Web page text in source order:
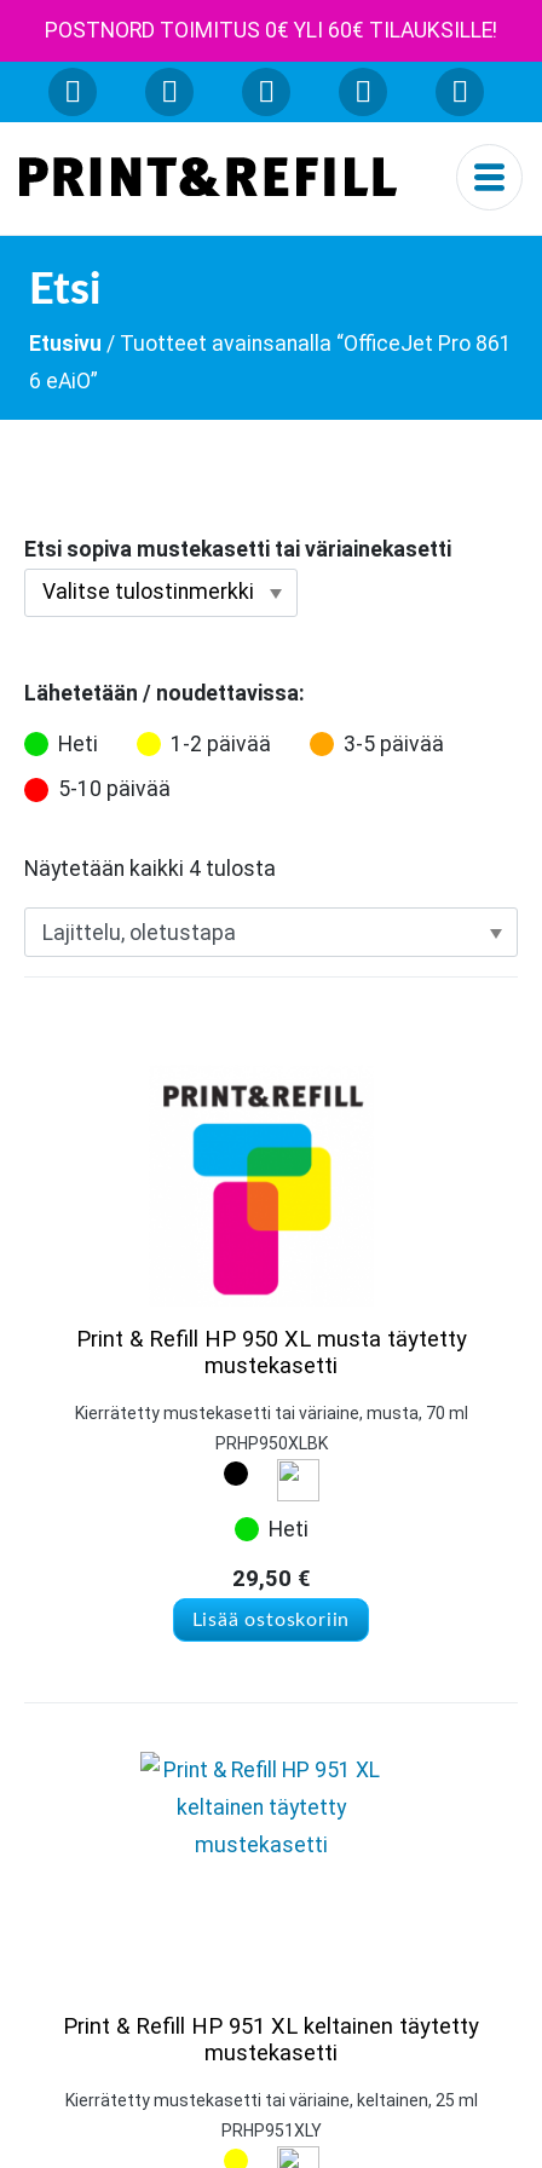
POSTNORD TOIMITUS 0€ YLI 60€ TILAUKSILLE!
Etsi
Etusivu / Tuotteet avainsanalla “OfficeJet Pro 861
6 eAiO”
Etsi sopiva mustekasetti tai väriainekasetti
Lähetetään / noudettavissa:
Heti 1-2 päivää
3-5 päivää
5-10 päivää
Näytetään kaikki 4 tulosta
Print & Refill HP 950 XL musta täytetty
mustekasetti
Kierrätetty mustekasetti tai väriaine, musta, 70 ml
PRHP950XLBK
Heti
29,50 €
Lisää ostoskoriin
Print & Refill HP 951 XL keltainen täytetty
mustekasetti
Kierrätetty mustekasetti tai väriaine, keltainen, 25 ml
PRHP951XLY